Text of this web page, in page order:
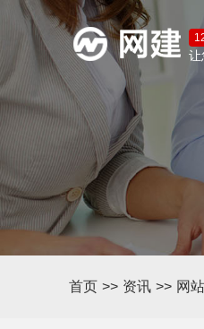
让
首页 >> 资讯 >> 网